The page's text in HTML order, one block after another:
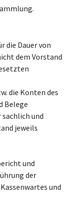
die Dauer von
dem Vorstand
die Konten des
Belege
und
jeweils
und
der
und